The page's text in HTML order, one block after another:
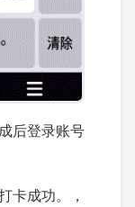
后登录账号
卡成功。，